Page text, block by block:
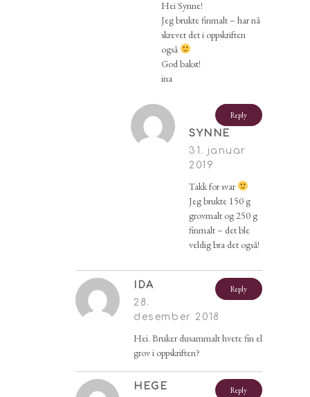
Hei Synne!
Jeg brukte finmalt – har nå
skrevet det i oppskriften
også
God bakst!
ina
Reply
SYNNE
31. januar
2019
Takk for svar
Jeg brukte 150 g
grovmalt og 250 g
finmalt – det ble
veldig bra det også!
Reply
IDA
28.
desember 2018
Hei. Bruker dusammalt hvete fin el
grov i oppskriften?
Reply
HEGE